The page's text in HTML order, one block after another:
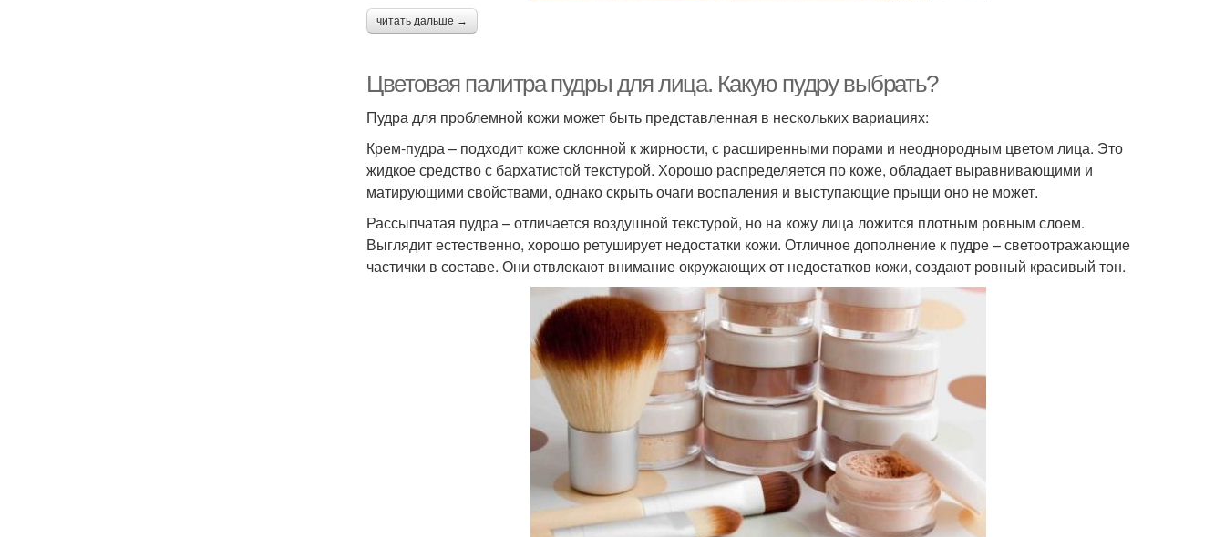
читать дальше →
Цветовая палитра пудры для лица. Какую пудру выбрать?
Пудра для проблемной кожи может быть представленная в нескольких вариациях:
Крем-пудра – подходит коже склонной к жирности, с расширенными порами и неоднородным цветом лица. Это
жидкое средство с бархатистой текстурой. Хорошо распределяется по коже, обладает выравнивающими и
матирующими свойствами, однако скрыть очаги воспаления и выступающие прыщи оно не может.
Рассыпчатая пудра – отличается воздушной текстурой, но на кожу лица ложится плотным ровным слоем.
Выглядит естественно, хорошо ретуширует недостатки кожи. Отличное дополнение к пудре – светоотражающие
частички в составе. Они отвлекают внимание окружающих от недостатков кожи, создают ровный красивый тон.